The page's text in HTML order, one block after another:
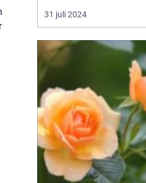
enastående hantverk
och oöverträffad
pianovärlden. Steinway-
pianon är inte bara
musikinstrument utan
även konstverk skapade
genom kombinationen
av tra...
31 juli 2024